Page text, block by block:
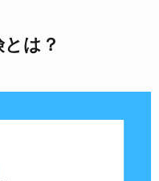
は？